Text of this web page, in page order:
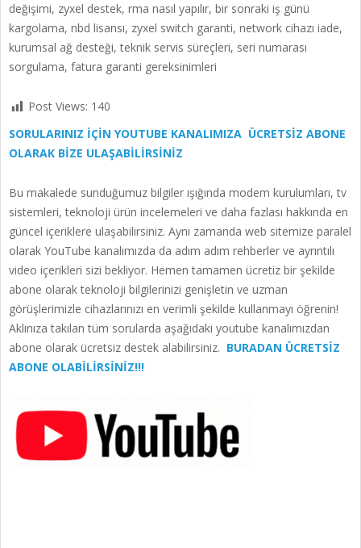
değişimi, zyxel destek, rma nasıl yapılır, bir sonraki iş günü
kargolama, nbd lisansı, zyxel switch garanti, network cihazı iade,
kurumsal ağ desteği, teknik servis süreçleri, seri numarası
sorgulama, fatura garanti gereksinimleri
Post Views: 140
SORULARINIZ İÇİN YOUTUBE KANALIMIZA ÜCRETSİZ ABONE
OLARAK BİZE ULAŞABİLİRSİNİZ
Bu makalede sunduğumuz bilgiler ışığında modem kurulumları, tv
sistemleri, teknoloji ürün incelemeleri ve daha fazlası hakkında en
güncel içeriklere ulaşabilirsiniz. Aynı zamanda web sitemize paralel
olarak YouTube kanalımızda da adım adım rehberler ve ayrıntılı
video içerikleri sizi bekliyor. Hemen tamamen ücretiz bir şekilde
abone olarak teknoloji bilgilerinizi genişletin ve uzman
görüşlerimizle cihazlarınızı en verimli şekilde kullanmayı öğrenin!
Aklınıza takılan tüm sorularda aşağıdaki youtube kanalımızdan
abone olarak ücretsiz destek alabilirsiniz. BURADAN ÜCRETSİZ
ABONE OLABİLİRSİNİZ!!!